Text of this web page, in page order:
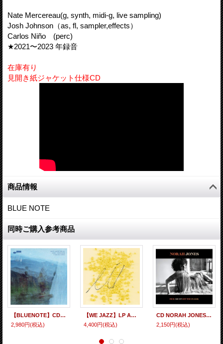
Nate Mercereau(g, synth, midi-g, live sampling)
Josh Johnson（as, fl, sampler,effects）
Carlos Niño (perc)
★2021〜2023 年録音
在庫有り
見開き紙ジャケット仕様CD
商品情報
BLUE NOTE
同時ご購入参考商品
【BLUENOTE】CD Nate Mercereau, Josh Johnson, Carlos Nino ネイト・マーセロー、ジョシュ・ジョンソン、カルロス・ニーニョ / Openness Trio
2,980円(税込)
【WE JAZZ】LP ANNI KIVINIEMI アンニ・キヴィニエミ / Eir
4,400円(税込)
CD NORAH JONES ノラ・ジョーンズ / PCIK ME UP OFF THE FLOOR
2,150円(税込)